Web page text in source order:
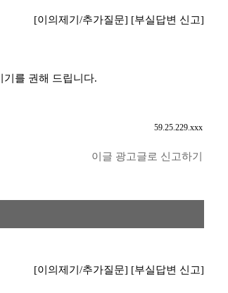
[이의제기/추가질문] [부실답변 신고]
를 권해 드립니다.
59.25.229.xxx
이글 광고글로 신고하기
[이의제기/추가질문] [부실답변 신고]